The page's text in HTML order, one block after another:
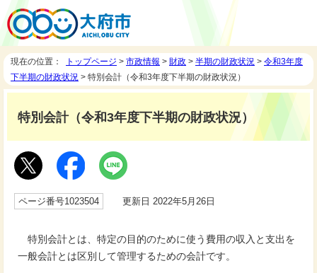
現在の位置： トップページ > 市政情報 > 財政 > 半期の財政状況 > 令和3年度
下半期の財政状況 > 特別会計（令和3年度下半期の財政状況）
特別会計（令和3年度下半期の財政状況）
ページ番号1023504 更新日 2022年5月26日
特別会計とは、特定の目的のために使う費用の収入と支出を
一般会計とは区別して管理するための会計です。